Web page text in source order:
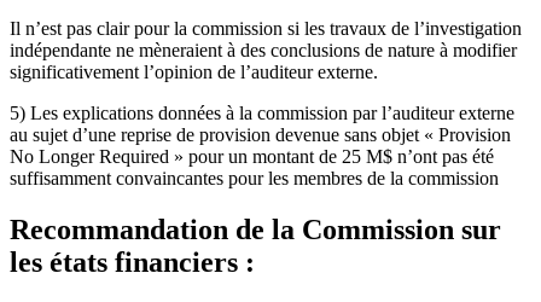
Il n’est pas clair pour la commission si les travaux de l’investigation
indépendante ne mèneraient à des conclusions de nature à modifier
significativement l’opinion de l’auditeur externe.
5) Les explications données à la commission par l’auditeur externe
au sujet d’une reprise de provision devenue sans objet « Provision
No Longer Required » pour un montant de 25 M$ n’ont pas été
suffisamment convaincantes pour les membres de la commission
Recommandation de la Commission sur
les états financiers :